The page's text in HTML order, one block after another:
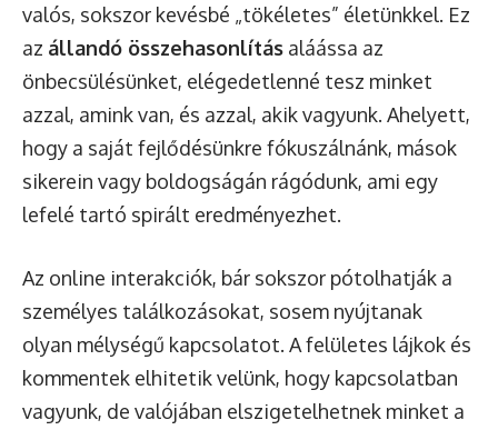
valós, sokszor kevésbé „tökéletes” életünkkel. Ez
az állandó összehasonlítás aláássa az
önbecsülésünket, elégedetlenné tesz minket
azzal, amink van, és azzal, akik vagyunk. Ahelyett,
hogy a saját fejlődésünkre fókuszálnánk, mások
sikerein vagy boldogságán rágódunk, ami egy
lefelé tartó spirált eredményezhet.
Az online interakciók, bár sokszor pótolhatják a
személyes találkozásokat, sosem nyújtanak
olyan mélységű kapcsolatot. A felületes lájkok és
kommentek elhitetik velünk, hogy kapcsolatban
vagyunk, de valójában elszigetelhetnek minket a